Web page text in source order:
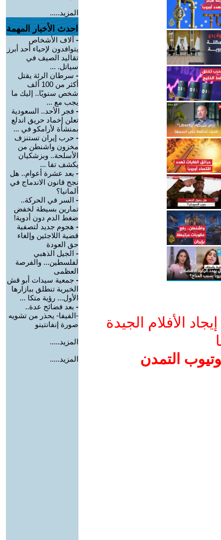
الأفلام الجيدة
التمدن
المزيد.....
احدث الأخبار المهمة
- آلاف الأشخاص
يتوافدون لإحياء أحد أبرز
تقاليد الصيف في
سياتل. ...
- سرطان الرئة يقتل
أكثر من 100 ألف
شخص سنويًا.. إليك ما
يجب مع ...
- فجر الأحد.. السعودية
تعلن إخماد حريق اندلع
بمنشأة لأرامكو في ...
- حرب إيران تستنزف
مخزون واشنطن من
الأسلحة.. وبزشكيان
يكشف تفا ...
- بعد عشرة أعوام.. هل
نجح قانون الاندماج في
ألمانيا؟
- السر في الحركة..
تمارين بسيطة لخفض
ضغط الدم دون أدوية!
- هجوم جديد لتصفية
قضية اللاجئين وإلغاء
حق العودة
- الجيل الذهبي
لفلسطين... والفرصة
العظمى
- جمعية سيدات أبو قش
الخيرية تنطلق ببازارها
الأول... رؤية متكا ...
- بعد فضائح عدة..
-الفيفا- يحذر من تشويه
صورة إنفانتينو
المزيد.....
المزيد.....